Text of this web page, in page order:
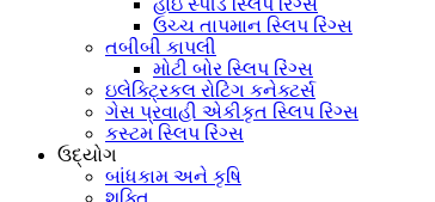
હાઇ સ્પીડ સ્લિપ રિંગ્સ
ઉચ્ચ તાપમાન સ્લિપ રિંગ્સ
તબીબી કાપલી
મોટી બોર સ્લિપ રિંગ્સ
ઇલેક્ટ્રિકલ રોટિંગ કનેક્ટર્સ
ગેસ પ્રવાહી એકીકૃત સ્લિપ રિંગ્સ
કસ્ટમ સ્લિપ રિંગ્સ
ઉદ્યોગ
બાંધકામ અને કૃષિ
શક્તિ